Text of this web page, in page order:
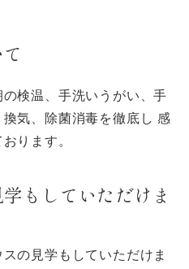
検温、手洗いうがい、手
気、除菌消毒を徹底し 感
ります。
もしていただけま
の見学もしていただけま